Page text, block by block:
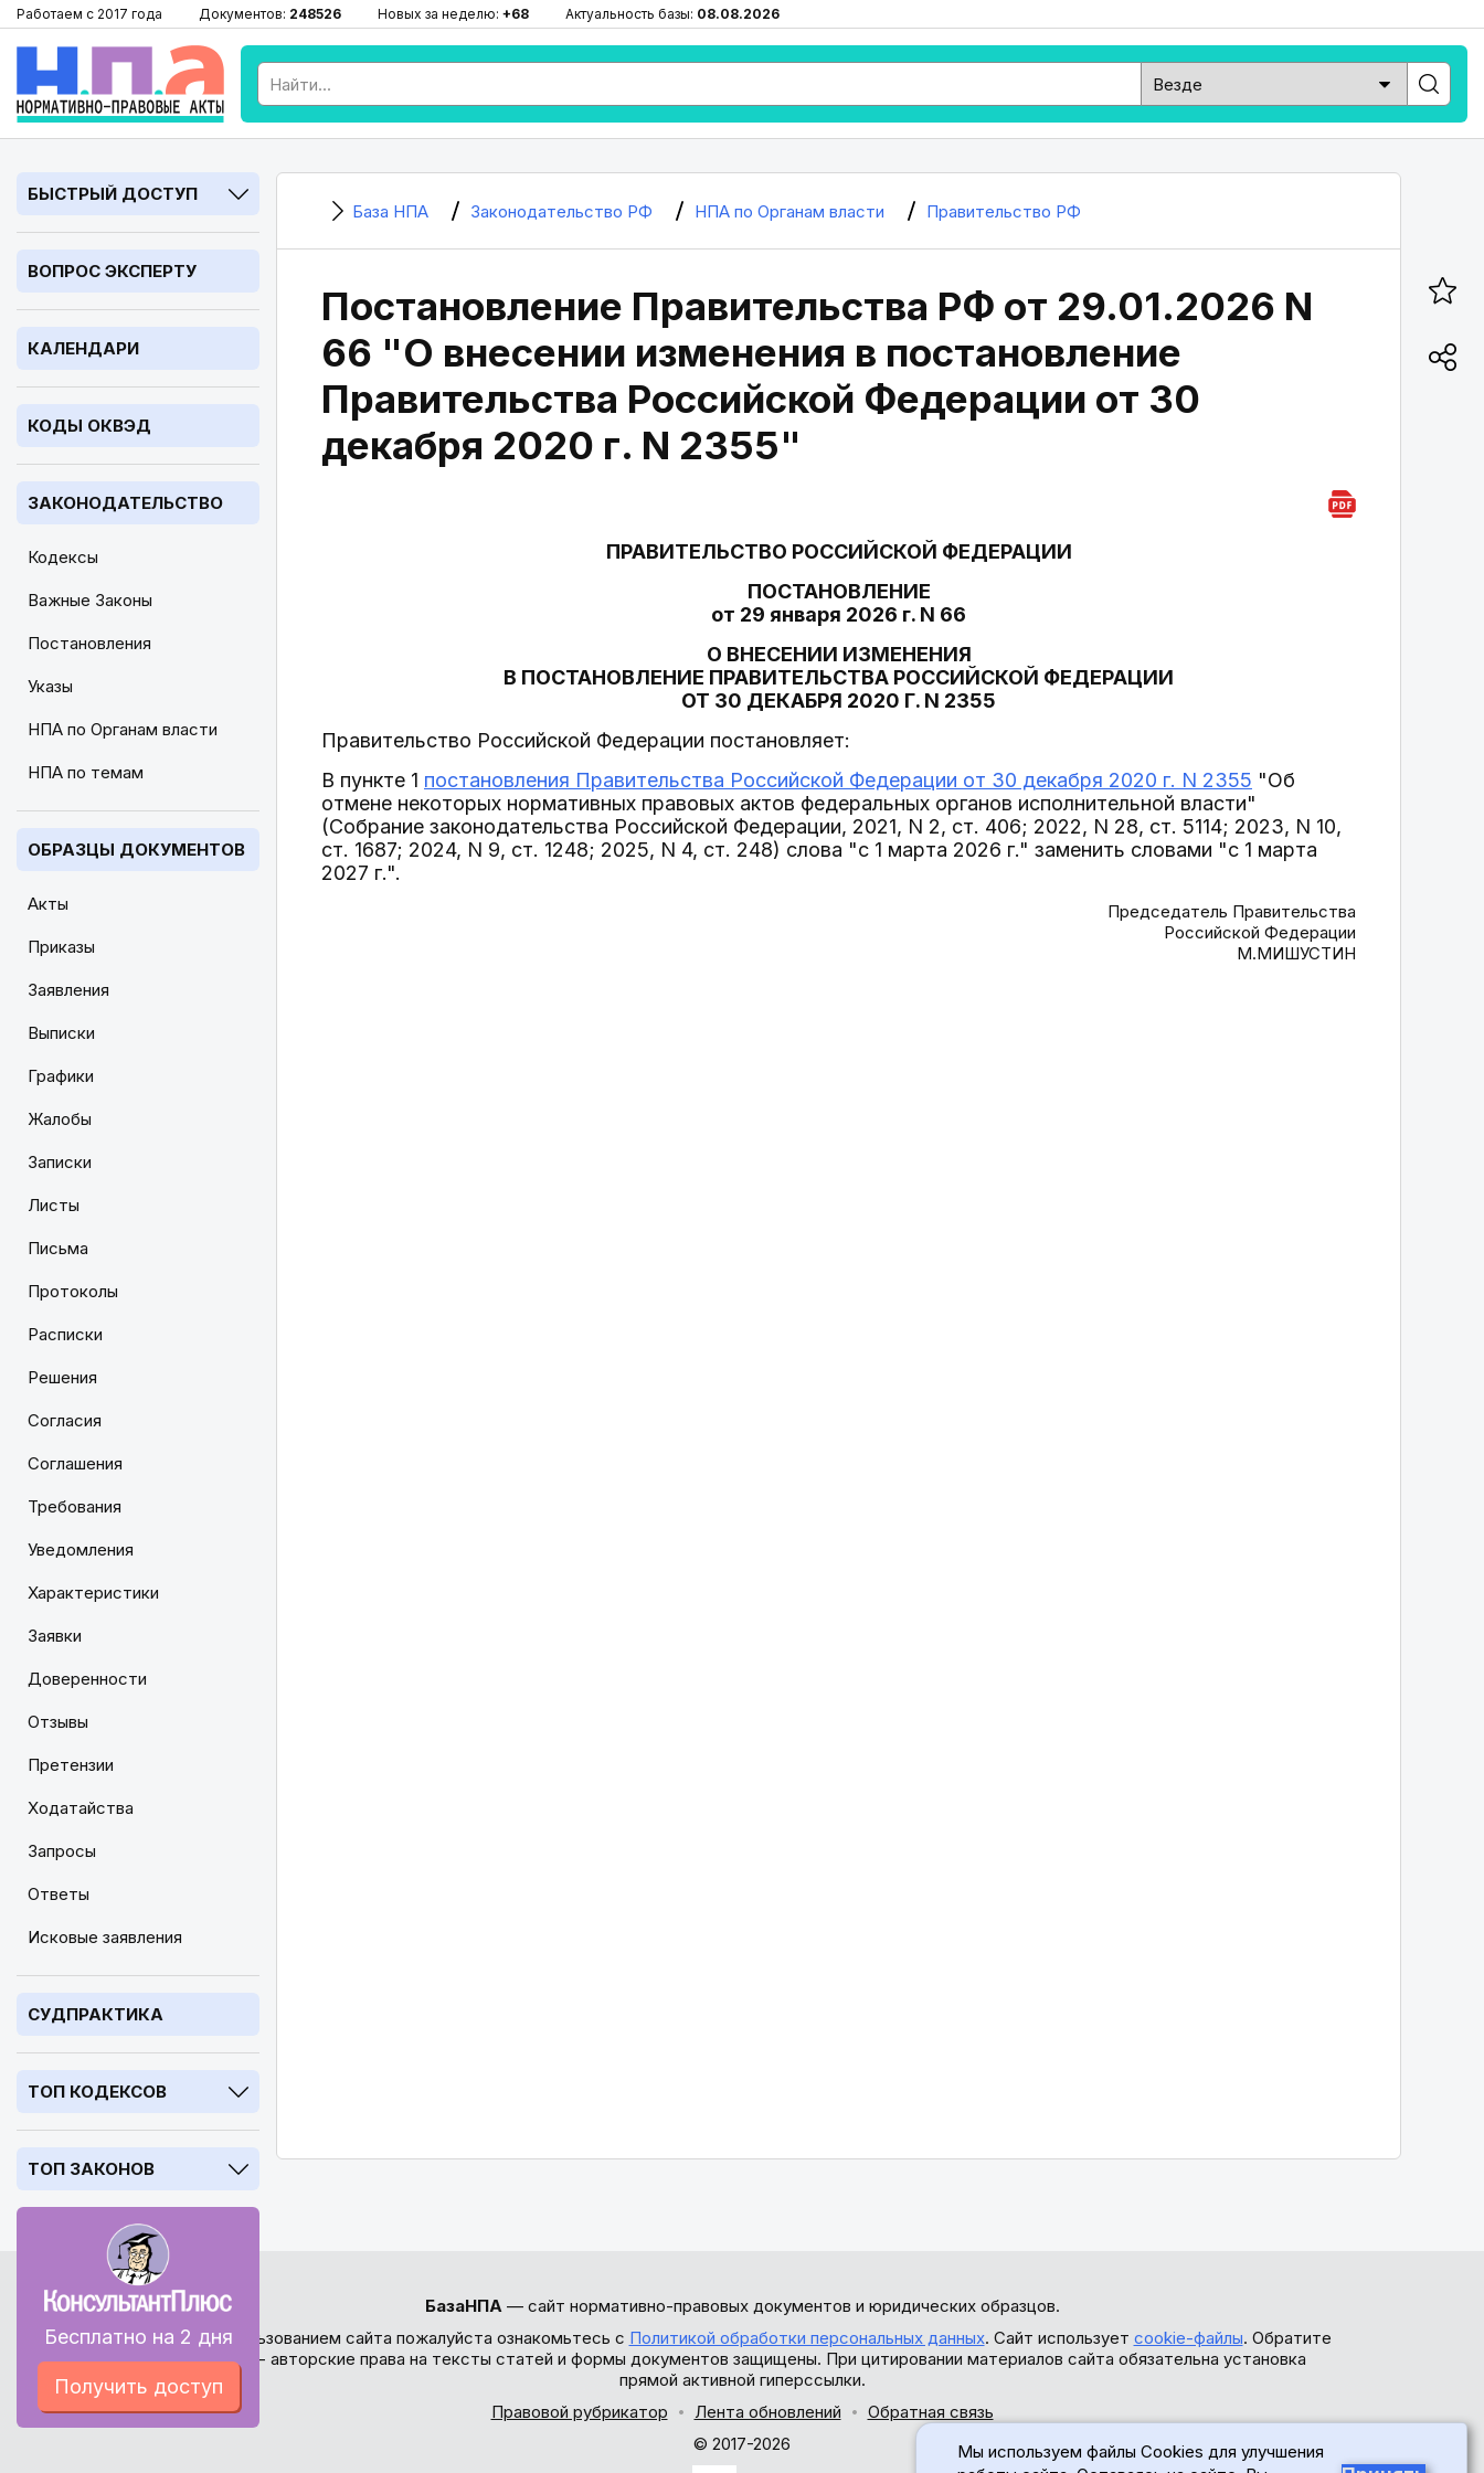
Работаем с 2017 года Документов: 248526 Новых за неделю: +68 Актуальность базы: 08.08.2026
БЫСТРЫЙ ДОСТУП
ВОПРОС ЭКСПЕРТУ
КАЛЕНДАРИ
КОДЫ ОКВЭД
ЗАКОНОДАТЕЛЬСТВО
Кодексы
Важные Законы
Постановления
Указы
НПА по Органам власти
НПА по темам
ОБРАЗЦЫ ДОКУМЕНТОВ
Акты
Приказы
Заявления
Выписки
Графики
Жалобы
Записки
Листы
Письма
Протоколы
Расписки
Решения
Согласия
Соглашения
Требования
Уведомления
Характеристики
Заявки
Доверенности
Отзывы
Претензии
Ходатайства
Запросы
Ответы
Исковые заявления
СУДПРАКТИКА
ТОП КОДЕКСОВ
ТОП ЗАКОНОВ
Бесплатно на 2 дня
Получить доступ
База НПА Законодательство РФ НПА по Органам власти Правительство РФ
Постановление Правительства РФ от 29.01.2026 N
66 "О внесении изменения в постановление
Правительства Российской Федерации от 30
декабря 2020 г. N 2355"
ПРАВИТЕЛЬСТВО РОССИЙСКОЙ ФЕДЕРАЦИИ
ПОСТАНОВЛЕНИЕ
от 29 января 2026 г. N 66
О ВНЕСЕНИИ ИЗМЕНЕНИЯ
В ПОСТАНОВЛЕНИЕ ПРАВИТЕЛЬСТВА РОССИЙСКОЙ ФЕДЕРАЦИИ
ОТ 30 ДЕКАБРЯ 2020 Г. N 2355
Правительство Российской Федерации постановляет:
В пункте 1 постановления Правительства Российской Федерации от 30 декабря 2020 г. N 2355 "Об
отмене некоторых нормативных правовых актов федеральных органов исполнительной власти"
(Собрание законодательства Российской Федерации, 2021, N 2, ст. 406; 2022, N 28, ст. 5114; 2023, N 10,
ст. 1687; 2024, N 9, ст. 1248; 2025, N 4, ст. 248) слова "с 1 марта 2026 г." заменить словами "с 1 марта
2027 г.".
Председатель Правительства
Российской Федерации
М.МИШУСТИН
БазаНПА— сайт нормативно-правовых документов и юридических образцов.
Перед использованием сайта пожалуйста ознакомьтесь с Политикой обработки персональных данных. Сайт использует cookie-файлы. Обратите
внимание - авторские права на тексты статей и формы документов защищены. При цитировании материалов сайта обязательна установка
прямой активной гиперссылки.
Правовой рубрикатор
Лента обновлений
Обратная связь
© 2017-2026
Мы используем файлы Cookies для улучшения